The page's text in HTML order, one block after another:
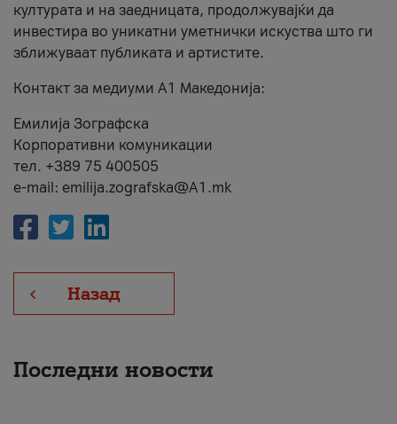
културата и на заедницата, продолжувајќи да
инвестира во уникатни уметнички искуства што ги
зближуваат публиката и артистите.
Контакт за медиуми А1 Македонија:
Емилија Зографска
Корпоративни комуникации
тел. +389 75 400505
e-mail: emilija.zografska@A1.mk
Назад
Последни новости